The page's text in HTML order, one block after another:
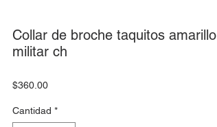
Collar de broche taquitos amarillo
militar ch
$360.00Precio
Cantidad *